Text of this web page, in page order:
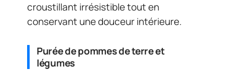
croustillant irrésistible tout en
conservant une douceur intérieure.
Purée de pommes de terre et
légumes